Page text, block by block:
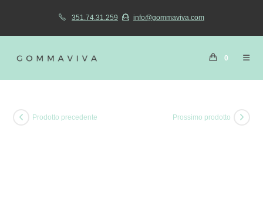
351.74.31.259 info@gommaviva.com
0
Prodotto precedente Prossimo prodotto